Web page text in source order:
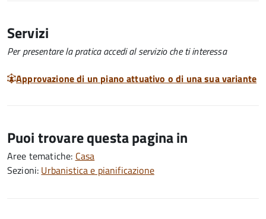
Servizi
Per presentare la pratica accedi al servizio che ti interessa
Approvazione di un piano attuativo o di una sua variante
Puoi trovare questa pagina in
Aree tematiche: Casa
Sezioni: Urbanistica e pianificazione